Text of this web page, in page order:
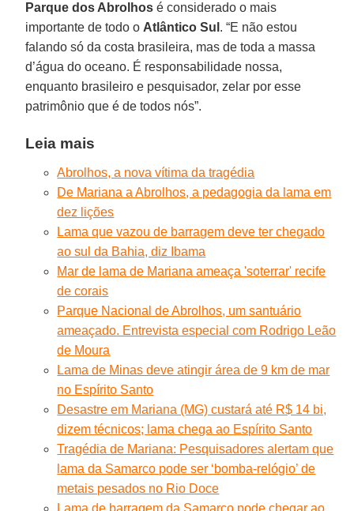
Parque dos Abrolhos é considerado o mais
importante de todo o Atlântico Sul . “E não estou
falando só da costa brasileira, mas de toda a massa
d’água do oceano. É responsabilidade nossa,
enquanto brasileiro e pesquisador, zelar por esse
patrimônio que é de todos nós”.
Leia mais
Abrolhos, a nova vítima da tragédia
De Mariana a Abrolhos, a pedagogia da lama em
dez lições
Lama que vazou de barragem deve ter chegado
ao sul da Bahia, diz Ibama
Mar de lama de Mariana ameaça 'soterrar' recife
de corais
Parque Nacional de Abrolhos, um santuário
ameaçado. Entrevista especial com Rodrigo Leão
de Moura
Lama de Minas deve atingir área de 9 km de mar
no Espírito Santo
Desastre em Mariana (MG) custará até R$ 14 bi,
dizem técnicos; lama chega ao Espírito Santo
Tragédia de Mariana: Pesquisadores alertam que
lama da Samarco pode ser ‘bomba-relógio’ de
metais pesados no Rio Doce